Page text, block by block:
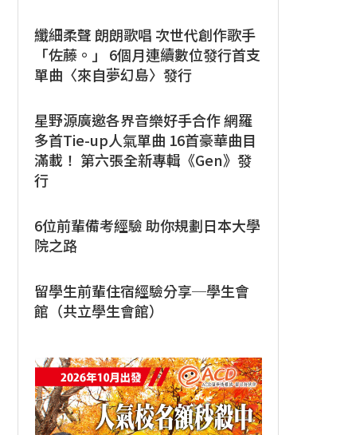
纖細柔聲 朗朗歌唱 次世代創作歌手
「佐藤。」 6個月連續數位發行首支
單曲〈來自夢幻島〉發行
星野源廣邀各界音樂好手合作 網羅
多首Tie-up人氣單曲 16首豪華曲目
滿載！ 第六張全新專輯《Gen》發
行
6位前輩備考經驗 助你規劃日本大學
院之路
留學生前輩住宿經驗分享─學生會
館（共立學生會館）